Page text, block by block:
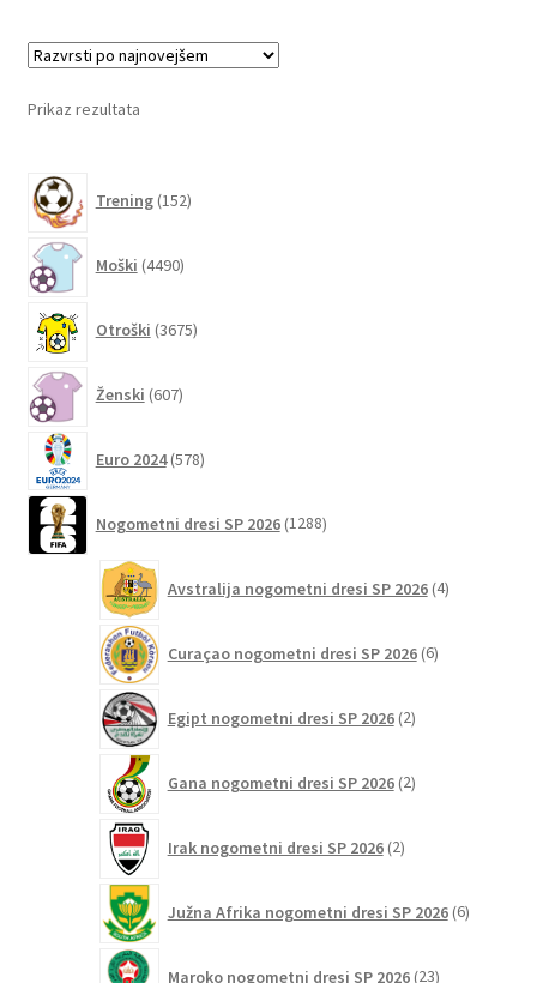
Prikaz rezultata
Trening 152izdelkov
Moški 4490izdelkov
Otroški 3675izdelkov
Ženski 607izdelkov
Euro 2024 578izdelkov
Nogometni dresi SP 2026 1288izdelkov
Avstralija nogometni dresi SP 2026 4izdelki
Curaçao nogometni dresi SP 2026 6izdelkov
Egipt nogometni dresi SP 2026 2izdelka
Gana nogometni dresi SP 2026 2izdelka
Irak nogometni dresi SP 2026 2izdelka
Južna Afrika nogometni dresi SP 2026 6izdelkov
Maroko nogometni dresi SP 2026 23